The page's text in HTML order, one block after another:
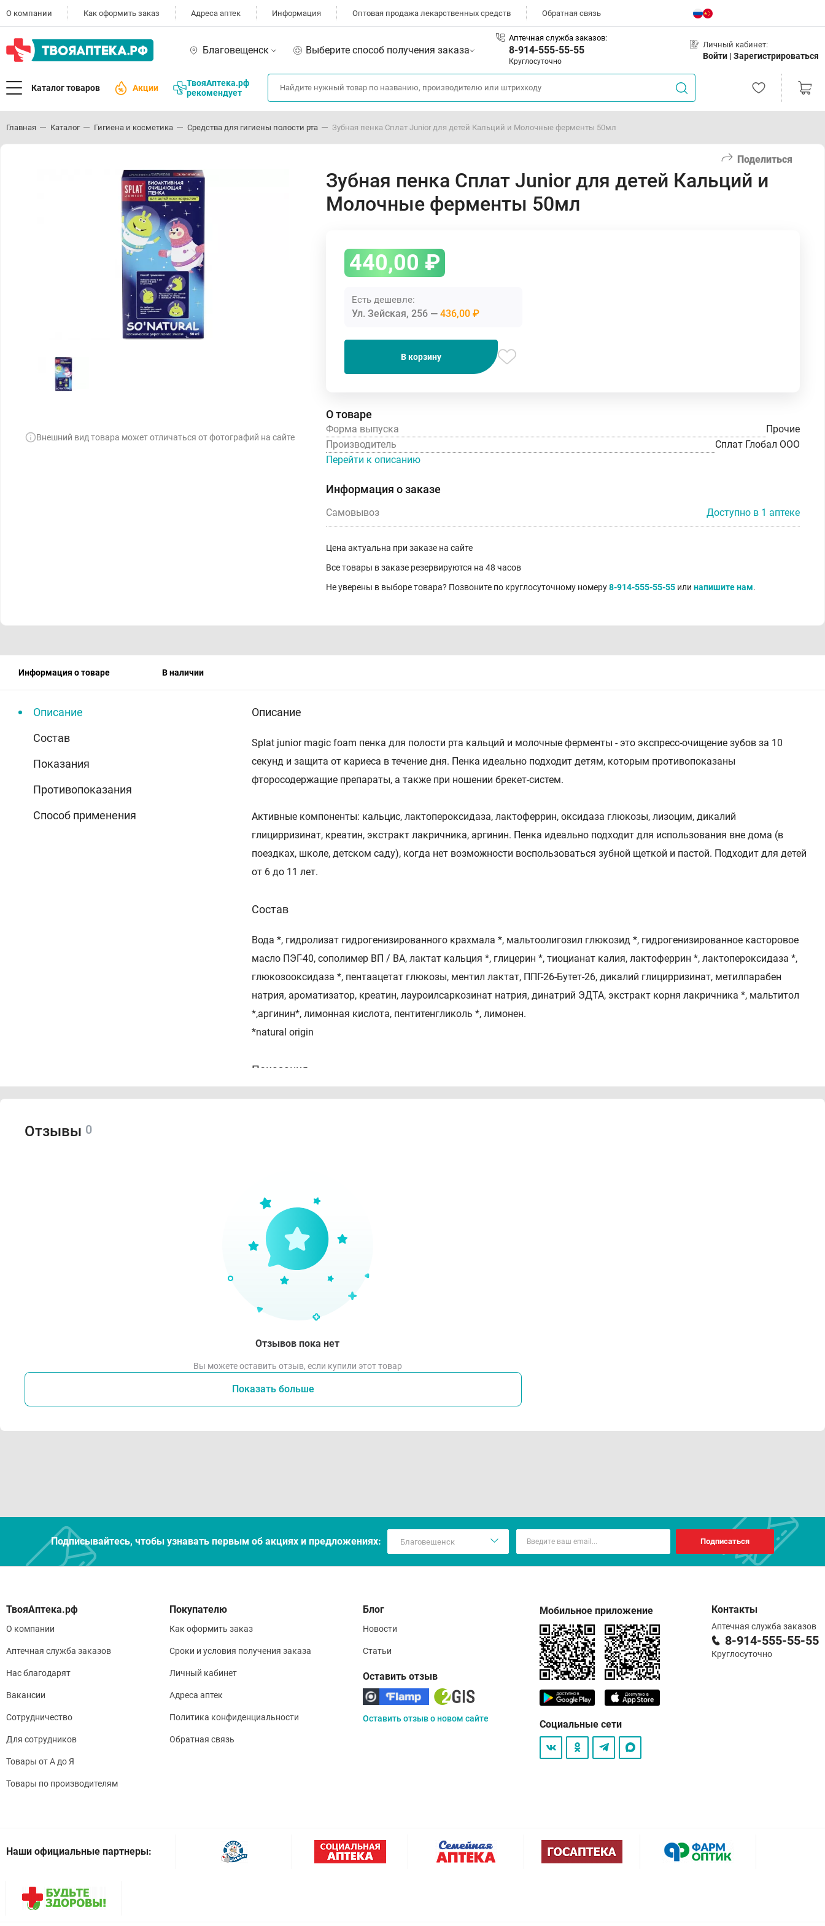
О компании Как оформить заказ Адреса аптек Информация Оптовая продажа лекарственных средств Обратная связь
Благовещенск Выберите способ получения заказа
Аптечная служба заказов:
8-914-555-55-55
Круглосуточно
Личный кабинет:
Войти | Зарегистрироваться
Каталог товаров Акции
ТвояАптека.рф
рекомендует
Главная Каталог Гигиена и косметика Средства для гигиены полости рта Зубная пенка Сплат Junior для детей Кальций и Молочные ферменты 50мл
Поделиться
Внешний вид товара может отличаться от фотографий на сайте
Зубная пенка Сплат Junior для детей Кальций и
Молочные ферменты 50мл
440,00 ₽
Есть дешевле:
Ул. Зейская, 256 436,00 ₽
В корзину
О товаре
Форма выпуска
Прочие
Производитель
Сплат Глобал ООО
Перейти к описанию
Информация о заказе
Самовывоз Доступно в 1 аптеке
Цена актуальна при заказе на сайте
Все товары в заказе резервируются на 48 часов
Не уверены в выборе товара? Позвоните по круглосуточному номеру8-914-555-55-55 или напишите нам.
Информация о товаре В наличии
Описание
Состав
Показания
Противопоказания
Способ применения
Описание
Splat junior magic foam пенка для полости рта кальций и молочные ферменты - это экспресс-очищение зубов за 10
секунд и защита от кариеса в течение дня. Пенка идеально подходит детям, которым противопоказаны
фторосодержащие препараты, а также при ношении брекет-систем.
Активные компоненты: кальцис, лактопероксидаза, лактоферрин, оксидаза глюкозы, лизоцим, дикалий
глицирризинат, креатин, экстракт лакричника, аргинин. Пенка идеально подходит для использования вне дома (в
поездках, школе, детском саду), когда нет возможности воспользоваться зубной щеткой и пастой. Подходит для детей
от 6 до 11 лет.
Состав
Вода *, гидролизат гидрогенизированного крахмала *, мальтоолигозил глюкозид *, гидрогенизированное касторовое
масло ПЭГ-40, сополимер ВП / ВА, лактат кальция *, глицерин *, тиоцианат калия, лактоферрин *, лактопероксидаза *,
глюкозооксидаза *, пентаацетат глюкозы, ментил лактат, ППГ-26-Бутет-26, дикалий глицирризинат, метилпарабен
натрия, ароматизатор, креатин, лауроилсаркозинат натрия, динатрий ЭДТА, экстракт корня лакричника *, мальтитол
*,аргинин*, лимонная кислота, пентитенгликоль *, лимонен.
*natural origin
Показания
Уход за полостью рта - рекомендовано стоматологами в качестве дополнительного гигиенического средства при
реакций немедленно прекратить использование.
Способ применения
Несколько раз нажмите на дозатор и в течение 20 секунд подержите пену во рту. НЕ глотайте. Сплюньте, не
споласкивая водой. Рекомендовано стоматологами в качестве дополнительного гигиенического средства при
повседневном уходе за полостью рта и каждый раз после приема пищи.
Отзывы 0
Отзывов пока нет
Вы можете оставить отзыв, если купили этот товар
Показать больше
Подписывайтесь, чтобы узнавать первым об акцияx и предложениях: Подписаться
О компании
Аптечная служба заказов
Нас благодарят
Вакансии
Сотрудничество
Для сотрудников
Товары от А до Я
Товары по производителям
Покупателю
Как оформить заказ
Сроки и условия получения заказа
Личный кабинет
Адреса аптек
Политика конфиденциальности
Обратная связь
Блог
Новости
Статьи
Оставить отзыв
Оставить отзыв о новом сайте
Мобильное приложение
Социальные сети
Контакты
Аптечная служба заказов
8-914-555-55-55
Круглосуточно
Наши официальные партнеры: